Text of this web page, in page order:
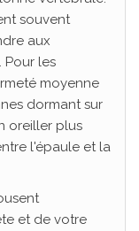
souvent
aux
Pour les
moyenne
dormant sur
oreiller plus
l'épaule et la
et de votre